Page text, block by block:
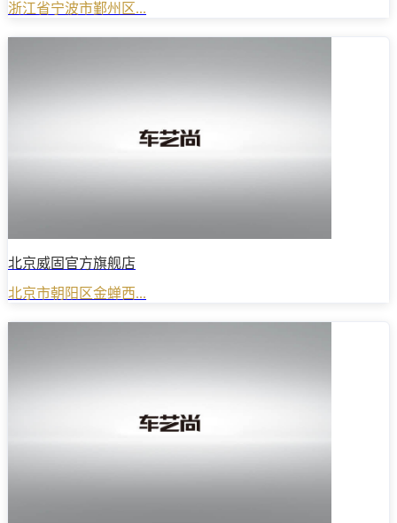
浙江省宁波市鄞州区...
北京威固官方旗舰店
北京市朝阳区金蝉西...